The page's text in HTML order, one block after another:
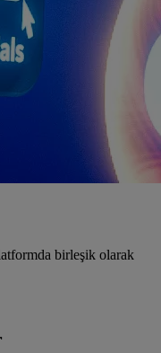
birleşik olarak